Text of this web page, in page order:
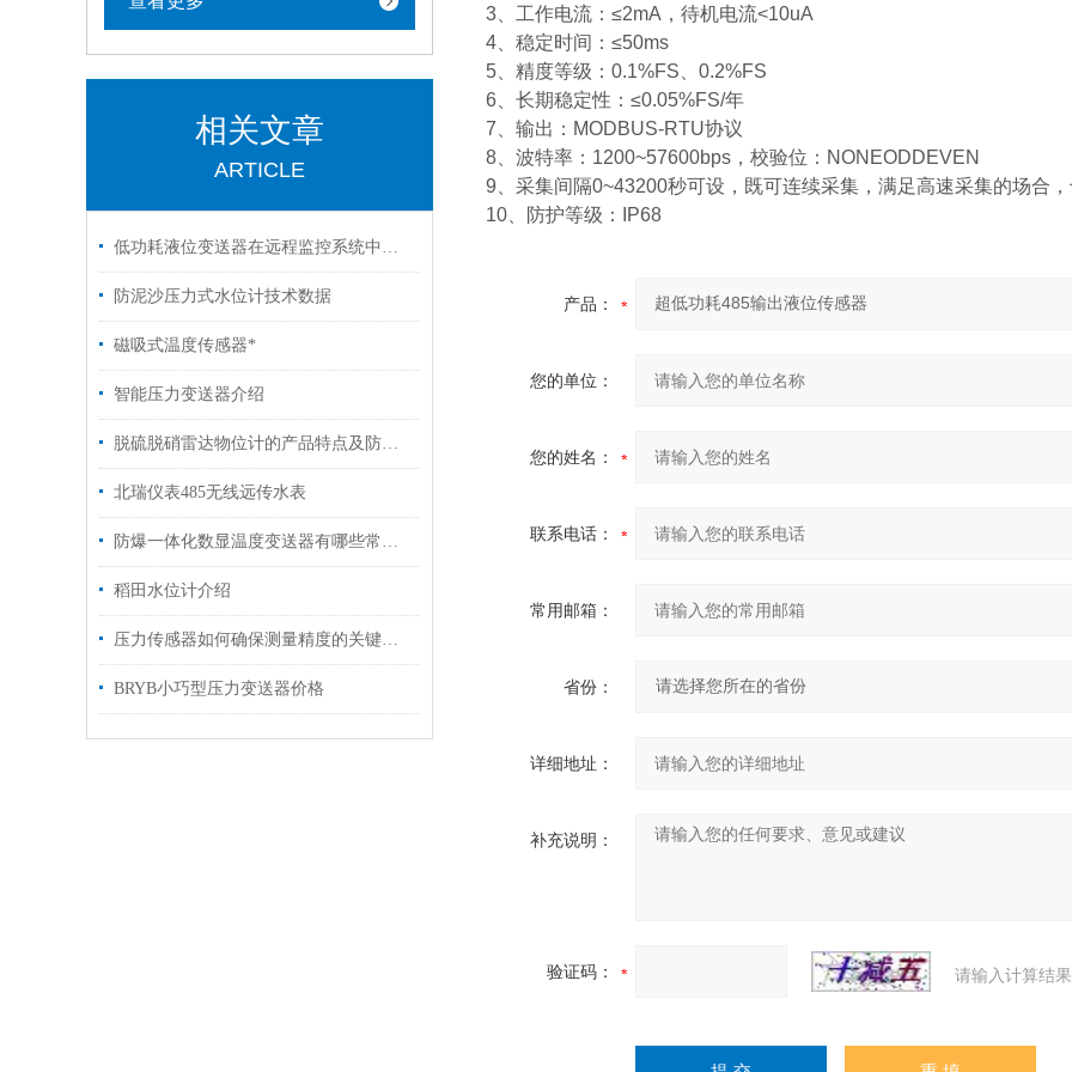
相关文章
ARTICLE
低功耗液位变送器在远程监控系统中的应用
防泥沙压力式水位计技术数据
磁吸式温度传感器*
智能压力变送器介绍
脱硫脱硝雷达物位计的产品特点及防雷知识
北瑞仪表485无线远传水表
防爆一体化数显温度变送器有哪些常见故障
稻田水位计介绍
压力传感器如何确保测量精度的关键步骤？
BRYB小巧型压力变送器价格
3、工作电流：≤2mA，待机电流<10uA
4、稳定时间：≤50ms
5、精度等级：0.1%FS、0.2%FS
6、长期稳定性：≤0.05%FS/年
7、输出：MODBUS-RTU协议
8、波特率：1200~57600bps，校验位：NONEODDEVEN
9、采集间隔0~43200秒可设，既可连续采集，满足高速采集的场合
10、防护等级：IP68
产品：
您的单位：
您的姓名：
联系电话：
常用邮箱：
省份：
详细地址：
补充说明：
验证码： 请输入计算结